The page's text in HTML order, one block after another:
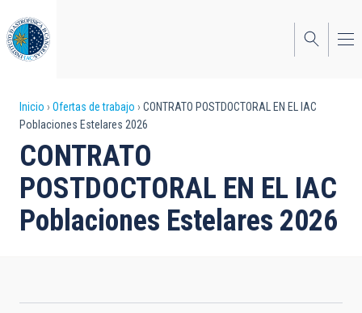
al
contenido
principal
Sobrescribir
enlaces
de
ayuda
a
Inicio Ofertas de trabajo
CONTRATO POSTDOCTORAL EN EL IAC
Poblaciones Estelares 2026
CONTRATO
POSTDOCTORAL EN EL IAC
Poblaciones Estelares 2026